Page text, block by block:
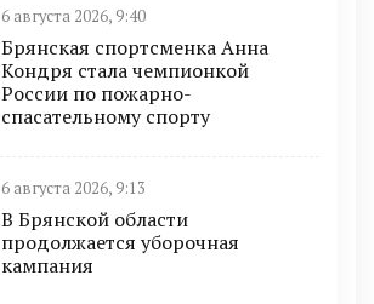
6 августа 2026, 9:40
Брянская спортсменка Анна
Кондря стала чемпионкой
России по пожарно-
спасательному спорту
6 августа 2026, 9:13
В Брянской области
продолжается уборочная
кампания